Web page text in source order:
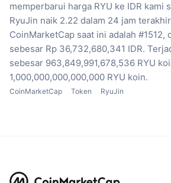
memperbarui harga RYU ke IDR kami
RyuJin naik 2.22 dalam 24 jam
CoinMarketCap saat ini adalah #1512,
sebesar Rp 36,732,680,341 IDR.
sebesar 963,849,991,678,536 RYU
1,000,000,000,000,000 RYU koin.
CoinMarketCap Token RyuJin